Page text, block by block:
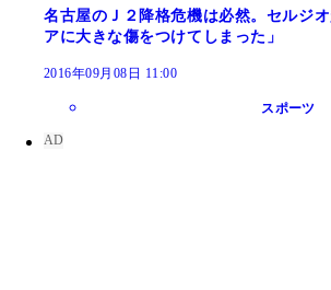
名古屋のＪ２降格危機は必然。セルジ
アに大きな傷をつけてしまった」
2016年09月08日 11:00
スポーツ